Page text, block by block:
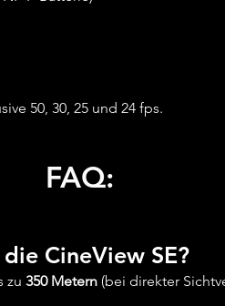
50, 30, 25 und 24 fps.
FAQ:
CineView SE?
zu 350 Metern (bei direkter